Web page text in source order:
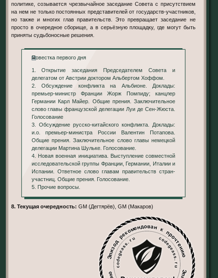
политике, созывается чрезвычайное заседание Совета с присутствием
на нем не только постоянных представителей от государств-участников,
но также и многих глав правительств. Это превращает заседание не
просто в очередное сборище, а в серьёзную площадку, где могут быть
приняты судьбоносные решения.
Повестка первого дня
1. Открытие заседания Председателем Совета и
делегатом от Австрии доктором Альбертом Хоффом.
2. Обсуждение конфликта на Альбионе. Доклады:
премьер-министр Франции Жорж Помпиду; канцлер
Германии Карл Майер. Общие прения. Заключительное
слово главы французской делегации Луи де Сен-Жюста.
Голосование
3. Обсуждение русско-китайского конфликта. Доклады:
и.о. премьер-министра России Валентин Потапова.
Общие прения. Заключительное слово главы немецкой
делегации Мартина Шульке. Голосование.
4. Новая военная инициатива. Выступление совместной
исследовательской группы Франции, Германии, Италии и
Испании. Ответное слово главам правительств стран-
участниц. Общие прения. Голосование.
5. Прочие вопросы.
8. Текущая очередность: GM (Дегтярёв), GM (Макаров)